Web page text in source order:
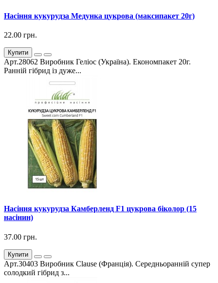
Насіння кукурудза Медунка цукрова (максипакет 20г)
22.00 грн.
Купити
Арт.28062 Виробник Геліос (Україна). Економпакет 20г.
Ранній гібрид із дуже...
Насіння кукурудза Камберленд F1 цукрова біколор (15
насінин)
37.00 грн.
Купити
Арт.30403 Виробник Clause (Франція). Середньоранній супер
солодкий гібрид з...